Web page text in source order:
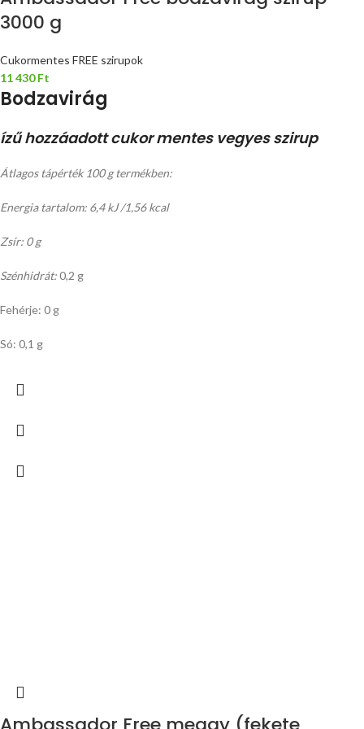
3000 g
Cukormentes FREE szirupok
11 430Ft
Bodzavirág
ízű hozzáadott cukor mentes vegyes szirup
Átlagos tápérték 100 g termékben:
Energia tartalom: 6,4 kJ /1,56 kcal
Zsír: 0 g
Szénhidrát:0,2 g
Fehérje: 0 g
Só: 0,1 g